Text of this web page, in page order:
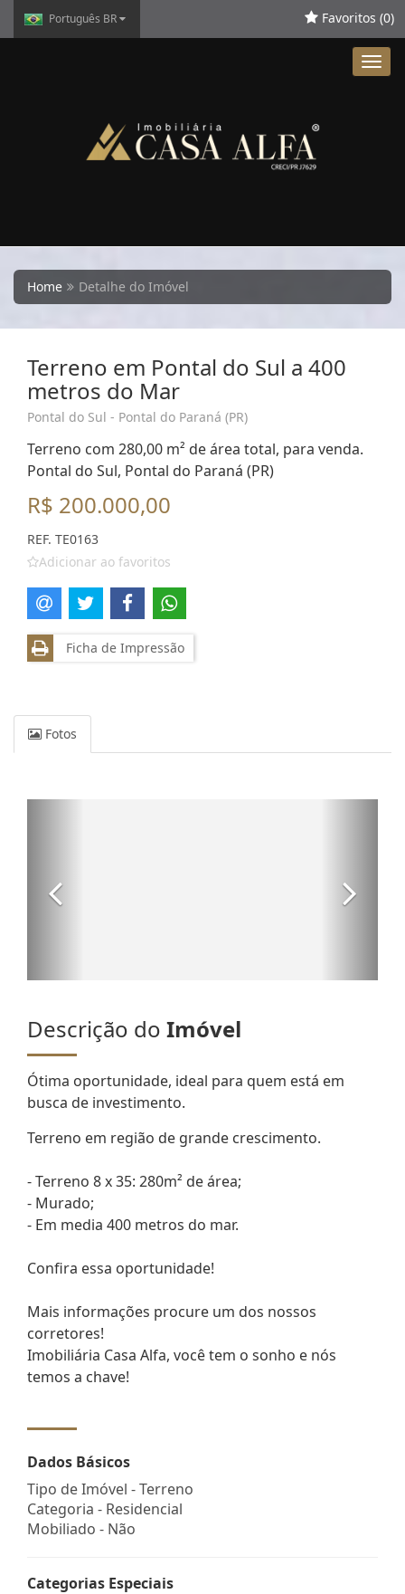
Português BR Favoritos (0)
Home Detalhe do Imóvel
Terreno em Pontal do Sul a 400
metros do Mar
Pontal do Sul - Pontal do Paraná (PR)
Terreno com 280,00 m² de área total, para venda.
Pontal do Sul, Pontal do Paraná (PR)
R$ 200.000,00
REF. TE0163
Adicionar ao favoritos
Ficha de Impressão
Fotos
Descrição do Imóvel
Ótima oportunidade, ideal para quem está em
busca de investimento.
Terreno em região de grande crescimento.
- Terreno 8 x 35: 280m² de área;
- Murado;
- Em media 400 metros do mar.
Confira essa oportunidade!
Mais informações procure um dos nossos
corretores!
Imobiliária Casa Alfa, você tem o sonho e nós
temos a chave!
Dados Básicos
Tipo de Imóvel - Terreno
Categoria - Residencial
Mobiliado - Não
Categorias Especiais